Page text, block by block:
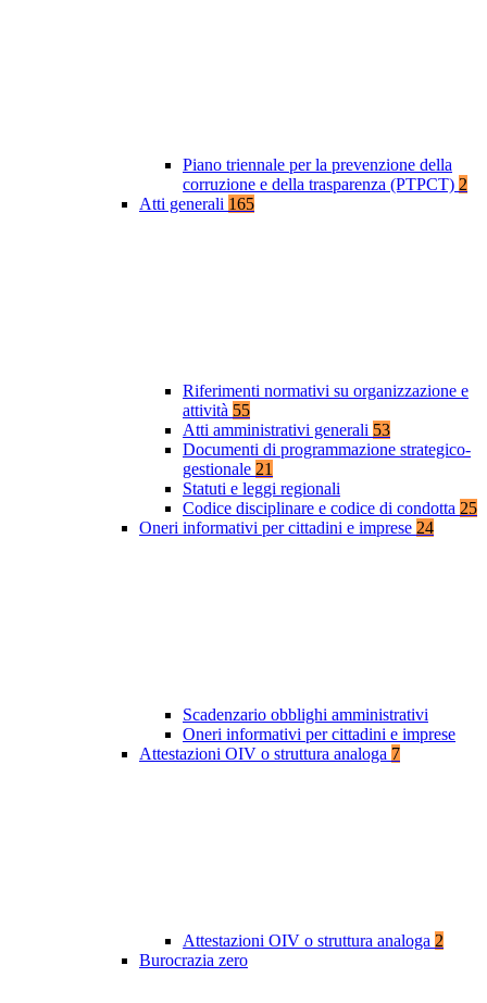
Piano triennale per la prevenzione della
corruzione e della trasparenza (PTPCT) 2
Atti generali 165
Riferimenti normativi su organizzazione e
attività 55
Atti amministrativi generali 53
Documenti di programmazione strategico-
gestionale 21
Statuti e leggi regionali
Codice disciplinare e codice di condotta 25
Oneri informativi per cittadini e imprese 24
Scadenzario obblighi amministrativi
Oneri informativi per cittadini e imprese
Attestazioni OIV o struttura analoga 7
Attestazioni OIV o struttura analoga 2
Burocrazia zero